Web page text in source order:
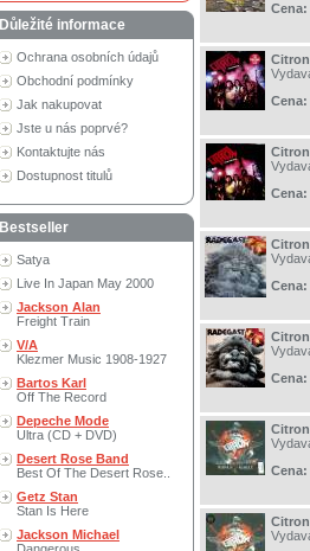
Důležité informace
Ochrana osobních údajů
Obchodní podmínky
Jak nakupovat
Jste u nás poprvé?
Kontaktujte nás
Dostupnost titulů
Bestseller
Satya
Live In Japan May 2000
Jackson Alan
Freight Train
V/A
Klezmer Music 1908-1927
Bartos Karl
Off The Record
Depeche Mode
Ultra (CD + DVD)
Desert Rose Band
Best Of The Desert Rose..
Getz Stan
Stan Is Here
Jackson Michael
Cena:
Cena:
Cena:
Cena:
Cena:
Cena: